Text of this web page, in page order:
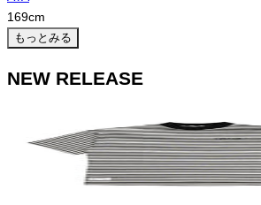
169cm
もっとみる
NEW RELEASE